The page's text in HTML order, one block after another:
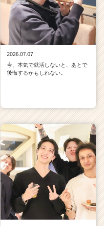
2026.07.07
今、本気で就活しないと、あとで
後悔するかもしれない。